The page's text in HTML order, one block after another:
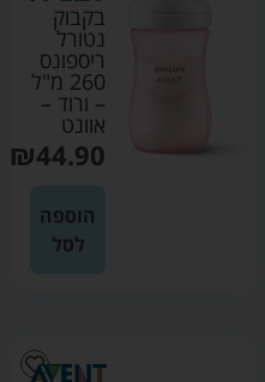
בקבוק
נטורל
ריספונס
260 מ"ל
– ורוד –
אוונט
₪44.90
הוספה
לסל